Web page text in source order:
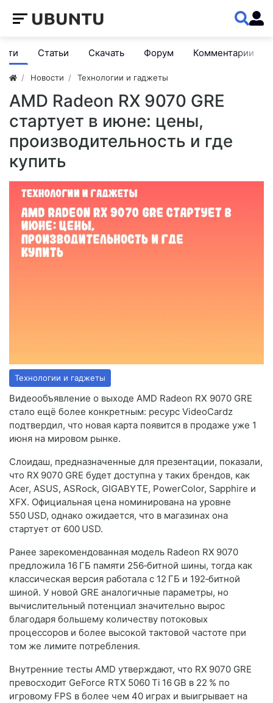
Статьи Скачать Форум Комментарии
Новости Технологии и гаджеты
AMD Radeon RX 9070 GRE
стартует в июне: цены,
производительность и где
купить
Технологии и гаджеты
Видеообъявление о выходе AMD Radeon RX 9070 GRE
стало ещё более конкретным: ресурс VideoCardz
подтвердил, что новая карта появится в продаже уже 1
июня на мировом рынке.
Слоидаш, предназначенные для презентации, показали,
что RX 9070 GRE будет доступна у таких брендов, как
Acer, ASUS, ASRock, GIGABYTE, PowerColor, Sapphire и
XFX. Официальная цена номинирована на уровне
550 USD, однако ожидается, что в магазинах она
стартует от 600 USD.
Ранее зарекомендованная модель Radeon RX 9070
предложила 16 ГБ памяти 256‑битной шины, тогда как
классическая версия работала с 12 ГБ и 192‑битной
шиной. У новой GRE аналогичные параметры, но
вычислительный потенциал значительно вырос
благодаря большему количеству потоковых
процессоров и более высокой тактовой частоте при
том же лимите потребления.
Внутренние тесты AMD утверждают, что RX 9070 GRE
превосходит GeForce RTX 5060 Ti 16 GB в 22 % по
игровому FPS в более чем 40 играх и выигрывает на